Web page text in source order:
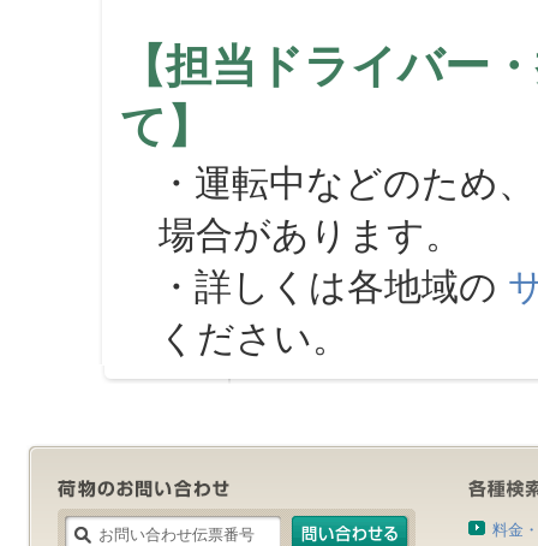
【担当ドライバー
て】
・運転中などのため
場合があります。
・詳しくは各地域の
ください。
料金